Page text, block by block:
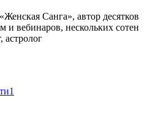
Санга», автор десятков
и вебинаров, нескольких сотен
астролог
1